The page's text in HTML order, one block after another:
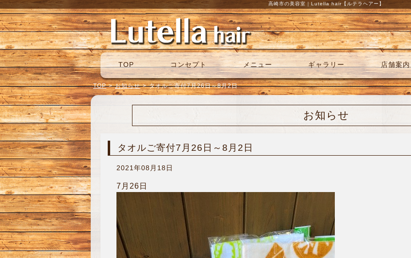
高崎市の美容室｜Lutella hair【ルテラヘアー】
TOP コンセプト メニュー ギャラリー 店舗案内
TOP > お知らせ > タオルご寄付7月26日～8月2日
お知らせ
タオルご寄付7月26日～8月2日
2021年08月18日
7月26日